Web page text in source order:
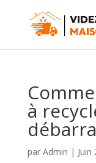
à
par Admin | Juin